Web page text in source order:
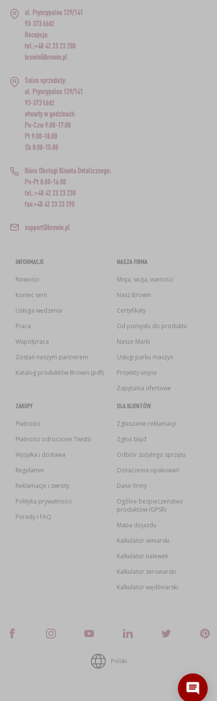
ul. Pryncypalna 129/141
93-373 Łódź
Recepcja:
tel.:+48 42 23 23 200
browin@browin.pl
Salon sprzedaży:
ul. Pryncypalna 129/141
93-373 Łódź
otwarty w godzinach:
Pn-Czw 9:00-17:00
Pt 9:00-18:00
Sb 8:00-15:00
Biuro Obsługi Klienta Detalicznego:
Pn-Pt 8:00-16:00
tel.:+48 42 23 23 230
fax:+48 42 23 23 295
support@browin.pl
INFORMACJE
Nowości
Koniec serii
Usługa wędzenia
Praca
Współpraca
Zostań naszym partnerem
Katalog produktów Browin (pdf)
NASZA FIRMA
Misja, wizja, wartości
Nasz Browin
Certyfikaty
Od pomysłu do produktu
Nasze Marki
Usługi parku maszyn
Projekty unijne
Zapytania ofertowe
ZAKUPY
Płatności
Płatności odroczone Twisto
Wysyłka i dostawa
Regulamin
Reklamacje i zwroty
Polityka prywatności
Porady i FAQ
DLA KLIENTÓW
Zgłaszanie reklamacji
Zgłoś błąd
Odbiór zużytego sprzętu
Oznaczenia opakowań
Dane firmy
Ogólne bezpieczeństwo
produktów (GPSR)
Mapa dojazdu
Kalkulator winiarski
Kalkulator nalewek
Kalkulator serowarski
Kalkulator wędliniarski
Polski